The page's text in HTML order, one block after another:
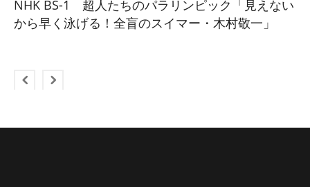
NHK BS-1 超人たちのパラリンピック「見えない
から早く泳げる！全盲のスイマー・木村敬一」